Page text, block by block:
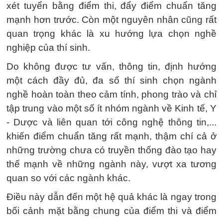
xét tuyển bằng điểm thi, đẩy điểm chuẩn tăng
mạnh hơn trước. Còn một nguyên nhân cũng rất
quan trọng khác là xu hướng lựa chọn nghề
nghiệp của thí sinh.
Do không được tư vấn, thông tin, định hướng
một cách đầy đủ, đa số thí sinh chọn ngành
nghề hoàn toàn theo cảm tính, phong trào và chỉ
tập trung vào một số ít nhóm ngành về Kinh tế, Y
- Dược và liên quan tới công nghệ thông tin,...
khiến điểm chuẩn tăng rất mạnh, thậm chí cả ở
những trường chưa có truyền thống đào tạo hay
thế mạnh về những ngành này, vượt xa tương
quan so với các ngành khác.
Điều này dẫn đến một hệ quả khác là ngay trong
bối cảnh mặt bằng chung của điểm thi và điểm